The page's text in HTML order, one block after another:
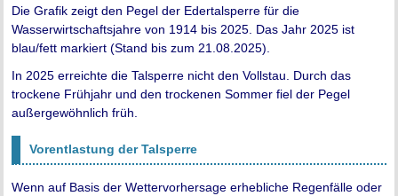
Die Grafik zeigt den Pegel der Edertalsperre für die
Wasserwirtschaftsjahre von 1914 bis 2025. Das Jahr 2025 ist
blau/fett markiert (Stand bis zum 21.08.2025).
In 2025 erreichte die Talsperre nicht den Vollstau. Durch das
trockene Frühjahr und den trockenen Sommer fiel der Pegel
außergewöhnlich früh.
Vorentlastung der Talsperre
Wenn auf Basis der Wettervorhersage erhebliche Regenfälle oder